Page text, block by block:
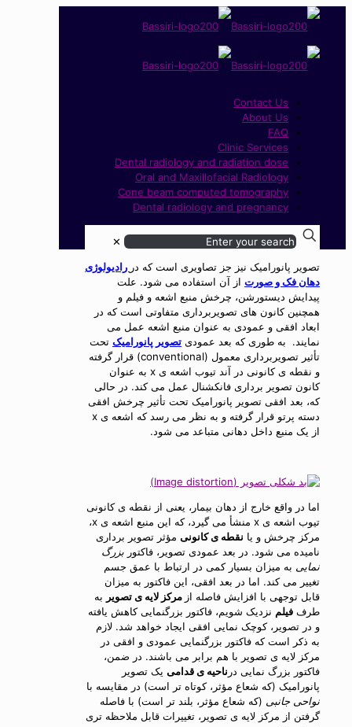
Contact Us
About Us
FAQ
Clinic Services
Dental radiology and radiation dose
Oral and Maxillofacial Radiology
Cone beam computed tomography
Dental radiology and pregnancy
✕
تصویر پانورامیک نیز جز تصاویری است که در رادیولوژی
دهان فک و صورت از آن استفاده می شود. علت
پیدایش دیستورشن، چرخش منبع اشعه و فیلم و
همچنین کانون های تصویربرداری متفاوتی است که در
ابعاد افقی و عمودی به عنوان منبع اشعه عمل می
نمایند. به طوری که بعد عمودی تصویر پانورامیک تحت
تأثیر تصویربرداری معمول (conventional) قرار گرفته
و نقطه ی کانونی در آند تیوب اشعه ی x به عنوان
کانون تصویر برداری فانکشنال عمل می کند. در حالی
که، بعد افقی تصویر پانورامیک تحت تأثیر چرخش افقی
دسته پرتو قرار گرفته و به نظر می رسد که اشعه ی x
از یک منبع داخل دهانی متباعد می شود.
اما در واقع خارج از دهان بیمار، یعنی از نقطه ی کانونی
تیوب اشعه ی x منشأ می گیرد، که این منبع اشعه ی x،
مرکز چرخش و یا نقطه ی کانونی مؤثر تصویر برداری
نامیده می شود. در بعد عمودی تصویر، فاکتور بزرگ
نمایی به میزان بسیار کمی در ارتباط با عمق جسم
تغییر می کند. اما در بعد افقی، این فاکتور به میزان
قابل توجهی با افزایش فاصله از مرکز لایه ی تصویر به
طرف فیلم نزدیک شویم، فاکتور بزرگنمایی کاهش یافته
و در تصویر، کوچک نمایی افقی ایجاد خواهد شد. لازم
به ذکر است که فاکتور بزرگنمایی عمودی و افقی در
مرکز لایه ی تصویر با هم برابر می باشند. در ضمن،
فاکتور بزرگ نمایی در ناحیه ی قدامی یک تصویر
پانورامیک (که شعاع مؤثر، کوتاه تر است) در مقایسه با
نواحی جانبی (که شعاع مؤثر، بلند تر است) با فاصله
گرفتن از مرکز لایه ی تصویر، تغییرات قابل ملاحظه تری